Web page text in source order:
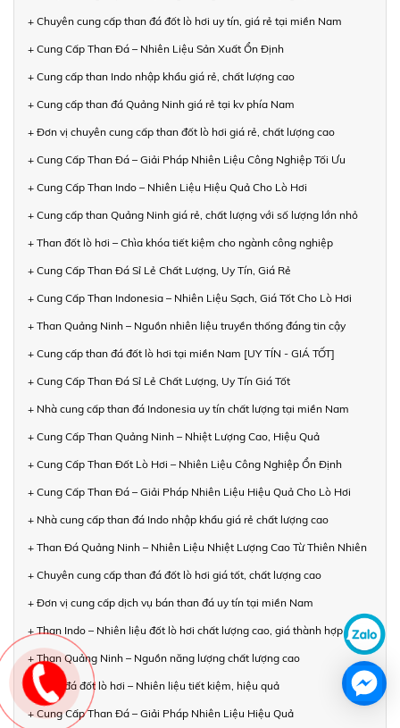
+ Chuyên cung cấp than đá đốt lò hơi uy tín, giá rẻ tại miền Nam
+ Cung Cấp Than Đá – Nhiên Liệu Sản Xuất Ổn Định
+ Cung cấp than Indo nhập khẩu giá rẻ, chất lượng cao
+ Cung cấp than đá Quảng Ninh giá rẻ tại kv phía Nam
+ Đơn vị chuyên cung cấp than đốt lò hơi giá rẻ, chất lượng cao
+ Cung Cấp Than Đá – Giải Pháp Nhiên Liệu Công Nghiệp Tối Ưu
+ Cung Cấp Than Indo – Nhiên Liệu Hiệu Quả Cho Lò Hơi
+ Cung cấp than Quảng Ninh giá rẻ, chất lượng với số lượng lớn nhỏ
+ Than đốt lò hơi – Chìa khóa tiết kiệm cho ngành công nghiệp
+ Cung Cấp Than Đá Sỉ Lẻ Chất Lượng, Uy Tín, Giá Rẻ
+ Cung Cấp Than Indonesia – Nhiên Liệu Sạch, Giá Tốt Cho Lò Hơi
+ Than Quảng Ninh – Nguồn nhiên liệu truyền thống đáng tin cậy
+ Cung cấp than đá đốt lò hơi tại miền Nam [UY TÍN - GIÁ TỐT]
+ Cung Cấp Than Đá Sỉ Lẻ Chất Lượng, Uy Tín Giá Tốt
+ Nhà cung cấp than đá Indonesia uy tín chất lượng tại miền Nam
+ Cung Cấp Than Quảng Ninh – Nhiệt Lượng Cao, Hiệu Quả
+ Cung Cấp Than Đốt Lò Hơi – Nhiên Liệu Công Nghiệp Ổn Định
+ Cung Cấp Than Đá – Giải Pháp Nhiên Liệu Hiệu Quả Cho Lò Hơi
+ Nhà cung cấp than đá Indo nhập khẩu giá rẻ chất lượng cao
+ Than Đá Quảng Ninh – Nhiên Liệu Nhiệt Lượng Cao Từ Thiên Nhiên
+ Chuyên cung cấp than đá đốt lò hơi giá tốt, chất lượng cao
+ Đơn vị cung cấp dịch vụ bán than đá uy tín tại miền Nam
+ Than Indo – Nhiên liệu đốt lò hơi chất lượng cao, giá thành hợp lý
+ Than Quảng Ninh – Nguồn năng lượng chất lượng cao
+ Than đá đốt lò hơi – Nhiên liệu tiết kiệm, hiệu quả
+ Cung Cấp Than Đá – Giải Pháp Nhiên Liệu Hiệu Quả